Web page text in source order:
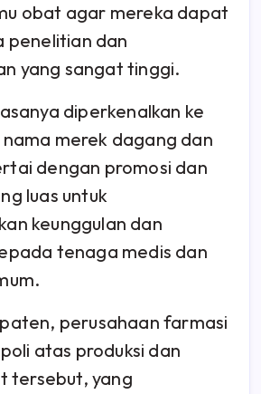
obat agar mereka dapat
penelitian dan
yang sangat tinggi.
diperkenalkan ke
merek dagang dan
dengan promosi dan
luas untuk
keunggulan dan
tenaga medis dan
perusahaan farmasi
atas produksi dan
tersebut, yang